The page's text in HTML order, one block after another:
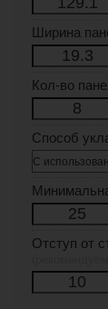
Ширина
Кол-во
Способ
Отступ от